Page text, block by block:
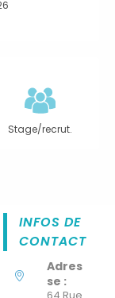
Stage/recrut.
INFOS DE
CONTACT
Adres
se :